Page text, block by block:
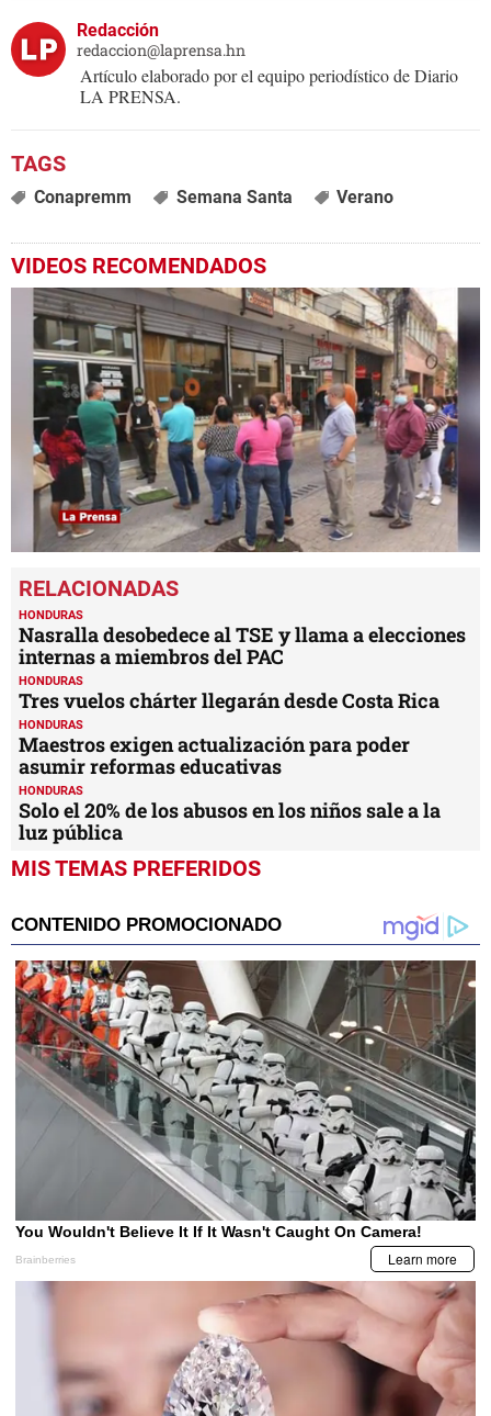
Redacción
redaccion@laprensa.hn
Artículo elaborado por el equipo periodístico de Diario
LA PRENSA.
Conapremm Semana Santa Verano
VIDEOS RECOMENDADOS
seconds
of
1
minute,
43
seconds
HONDURAS
Nasralla desobedece al TSE y llama a elecciones
internas a miembros del PAC
HONDURAS
Tres vuelos chárter llegarán desde Costa Rica
HONDURAS
Maestros exigen actualización para poder
asumir reformas educativas
HONDURAS
Solo el 20% de los abusos en los niños sale a la
luz pública
MIS TEMAS PREFERIDOS